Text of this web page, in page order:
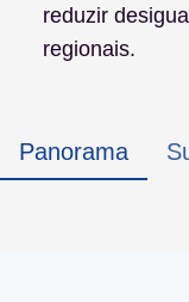
reduzir
regionais.
Panorama